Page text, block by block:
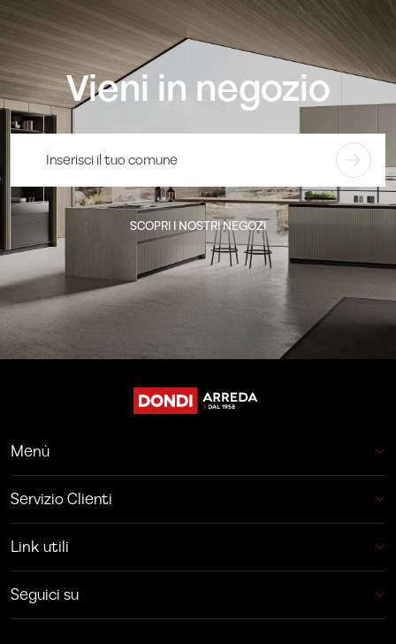
Vieni in negozio
SCOPRI I NOSTRI NEGOZI
Menù
Servizio Clienti
Link utili
Seguici su